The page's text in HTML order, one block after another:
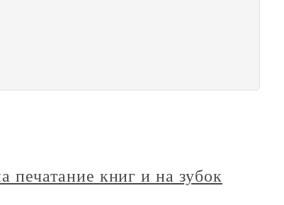
печатание книг и на зубок